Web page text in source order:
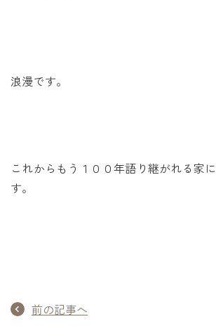
浪漫です。
これからもう１００年語り継がれる家
す。
前の記事へ